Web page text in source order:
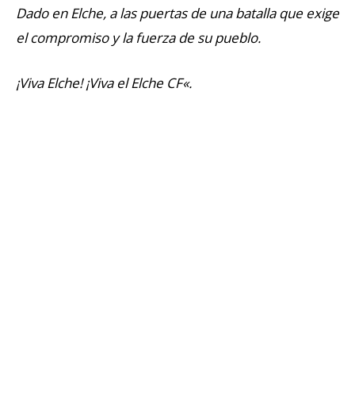
Dado en Elche, a las puertas de una batalla que exige
el compromiso y la fuerza de su pueblo.
¡Viva Elche! ¡Viva el Elche CF«.